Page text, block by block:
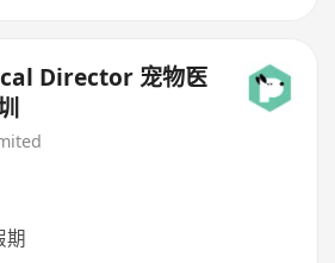
Director 宠物医
期